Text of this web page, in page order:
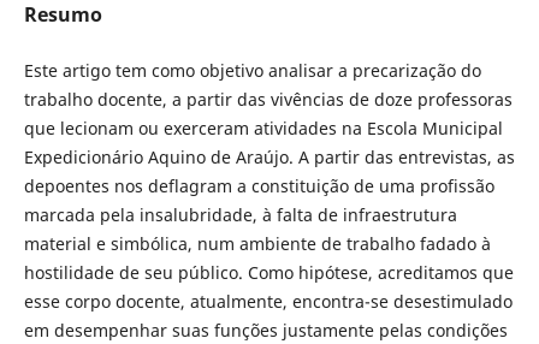
Resumo
Este artigo tem como objetivo analisar a precarização do
trabalho docente, a partir das vivências de doze professoras
que lecionam ou exerceram atividades na Escola Municipal
Expedicionário Aquino de Araújo. A partir das entrevistas, as
depoentes nos deflagram a constituição de uma profissão
marcada pela insalubridade, à falta de infraestrutura
material e simbólica, num ambiente de trabalho fadado à
hostilidade de seu público. Como hipótese, acreditamos que
esse corpo docente, atualmente, encontra-se desestimulado
em desempenhar suas funções justamente pelas condições